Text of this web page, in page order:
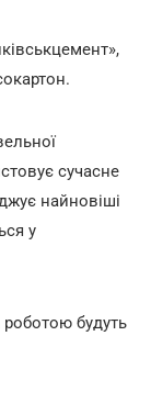
сучасне
найновіші
у
роботою будуть